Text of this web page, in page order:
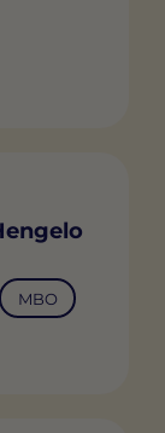
MBO